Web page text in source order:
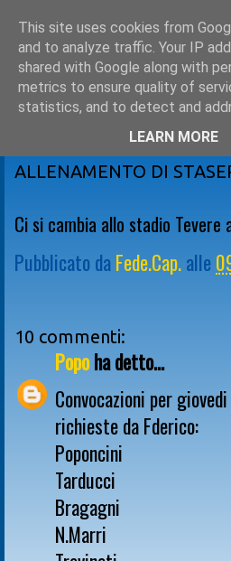
martedì 11 dicembre 2012
ALLENAMENTO DI
Ci si cambia allo stadio Tevere
Pubblicato da Fede.Cap.alle
10 commenti:
Popoha detto...
Convocazioni per
richieste da Fderico:
Poponcini
Tarducci
Bragagni
N.Marri
This site uses cookies from
and to analyze traffic. Your IP
shared with Google along with
metrics to ensure quality of
statistics, and to detect and
LEARN MORE